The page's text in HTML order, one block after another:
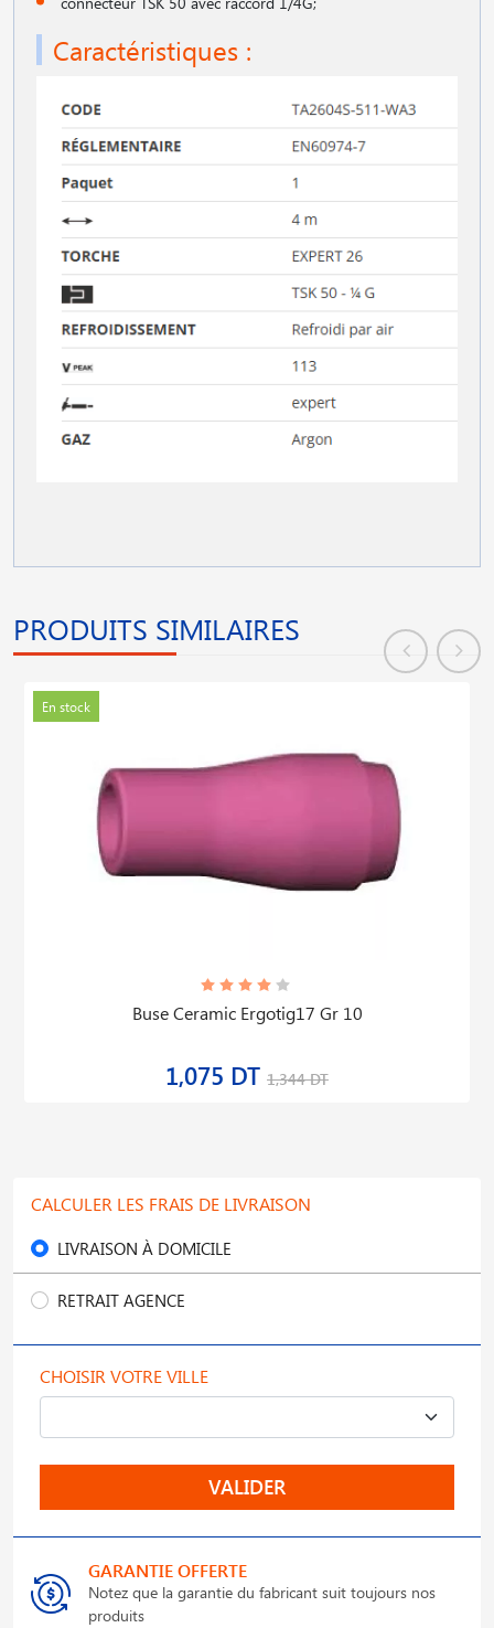
Caractéristiques :
PRODUITS SIMILAIRES
En stock
Buse Ceramic Ergotig17 Gr 10
1,075 DT 1,344 DT
CALCULER LES FRAIS DE LIVRAISON
LIVRAISON À DOMICILE
RETRAIT AGENCE
CHOISIR VOTRE VILLE
VALIDER
GARANTIE OFFERTE
Notez que la garantie du fabricant suit toujours nos
produits